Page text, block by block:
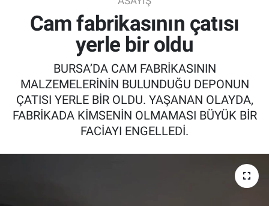
Cam fabrikasının çatısı
yerle bir oldu
BURSA’DA CAM FABRİKASININ
MALZEMELERİNİN BULUNDUĞU DEPONUN
ÇATISI YERLE BİR OLDU. YAŞANAN OLAYDA,
FABRİKADA KİMSENİN OLMAMASI BÜYÜK BİR
FACİAYI ENGELLEDİ.
EKONOMİ
SAĞLIK
ASTROLOJİ
Süper Lig Puan Durumu ve Fikstür
Tüm Manşetler
Son Dakika Haberleri
Haber Arşivi